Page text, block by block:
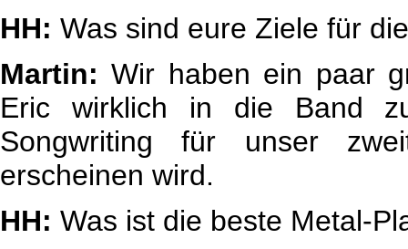
HH: Was sind eure Ziele für
Martin: Wir haben ein paar
Eric wirklich in die Band
Songwriting für unser
erscheinen wird.
HH: Was ist die beste Metal-